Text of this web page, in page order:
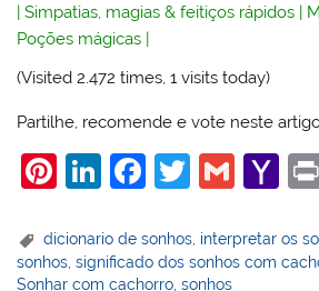
|Simpatias, magias & feitiços rápidos |
Poções mágicas |
(Visited 2.472 times, 1 visits today)
Partilhe, recomende e vote neste
Pi
er
e
Li
k
e
F
c
e
T
itt
er
G
ai
l
Y
h
o
dicionario de sonhos interpretar os
sonhos ,significado dos sonhos com
Sonhar com cachorro ,sonhos